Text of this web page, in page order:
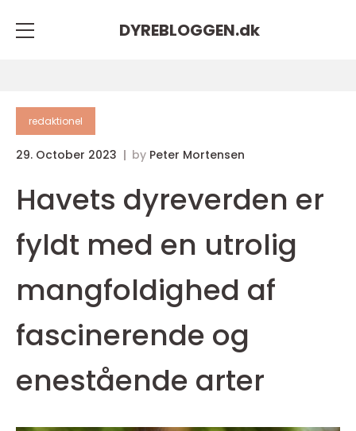
DYREBLOGGEN.dk
redaktionel
29. October 2023 by Peter Mortensen
Havets dyreverden er
fyldt med en utrolig
mangfoldighed af
fascinerende og
enestående arter